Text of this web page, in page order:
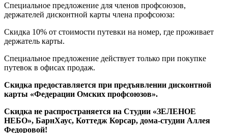
Специальное предложение для членов профсоюзов,
держателей дисконтной карты члена профсоюза:
Скидка 10% от стоимости путевки на номер, где проживает
держатель карты.
Специальное предложение действует только при покупке
путевок в офисах продаж.
Скидка предоставляется при предъявлении дисконтной
карты «Федерации Омских профсоюзов».
Скидка не распространяется на Студии «ЗЕЛЕНОЕ
НЕБО», БарнХаус, Коттедж Корсар, дома-студии Аллея
Федоровой!